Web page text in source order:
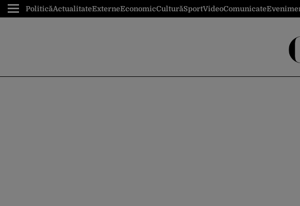
PoliticăActualitateExterneEconomicCulturăSportVideoComunicate